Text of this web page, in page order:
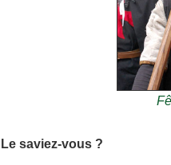
Le saviez-vous ?